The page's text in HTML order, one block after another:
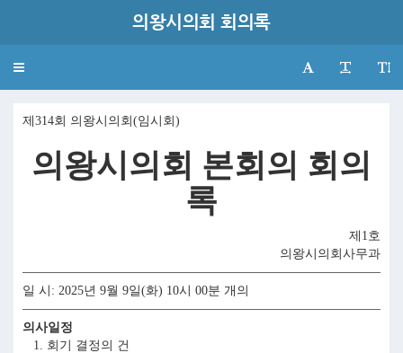
의왕시의회 회의록
Toggle
제314회 의왕시의회(임시회)
의왕시의회 본회의 회의
록
제1호
의왕시의회사무과
일 시: 2025년 9월 9일(화) 10시 00분 개의
의사일정
1. 회기 결정의 건